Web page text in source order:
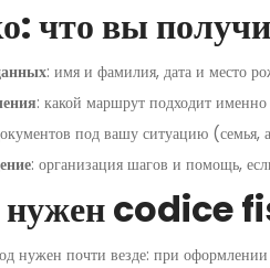
что вы
: имя и фамилия, дата и место
: какой маршрут подходит
под вашу ситуацию
: организация шагов и помощь,
нужен codice
нужен почти везде: при оформлении